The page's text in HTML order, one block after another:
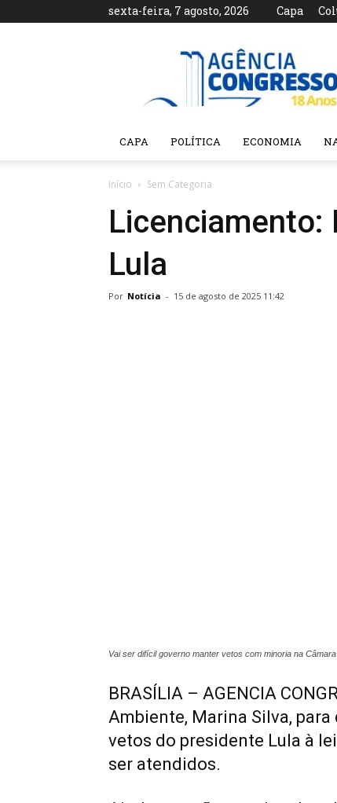
sexta-feira, 7 agosto, 2026 Capa
Agência
CAPA POLÍTICA ECONOMIA
Início Sem Categoria
Licenciamento:
Lula
Por Notícia - 15 de agosto de 2025 11:42
Vai ser difícil governo manter vetos com minoria na Câmara
BRASÍLIA – AGENCIA
Ambiente, Marina Silva,
vetos do presidente Lula à
ser atendidos.